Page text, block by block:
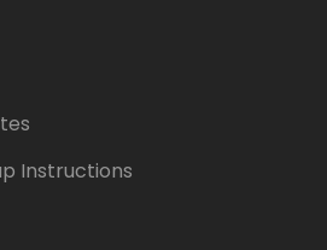
Instructions